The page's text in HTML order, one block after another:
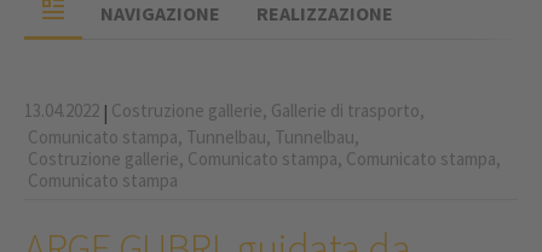
NAVIGAZIONE REALIZZAZIONE
13.04.2022 | Costruzione gallerie, Gallerie di trasporto,
Comunicato stampa, Tunnelbau, Tunnelbau,
Costruzione gallerie, Comunicato stampa, Comunicato stampa,
Comunicato stampa